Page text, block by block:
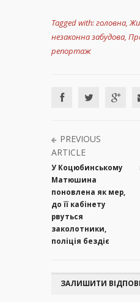
Tagged with:головна,
незаконна забудова,
репортаж
PREVIOUS
ARTICLE
У Коцюбинському
Матюшина
поновлена як мер,
до її кабінету
рвуться
заколотники,
поліція бездіє
ЗАЛИШИТИ